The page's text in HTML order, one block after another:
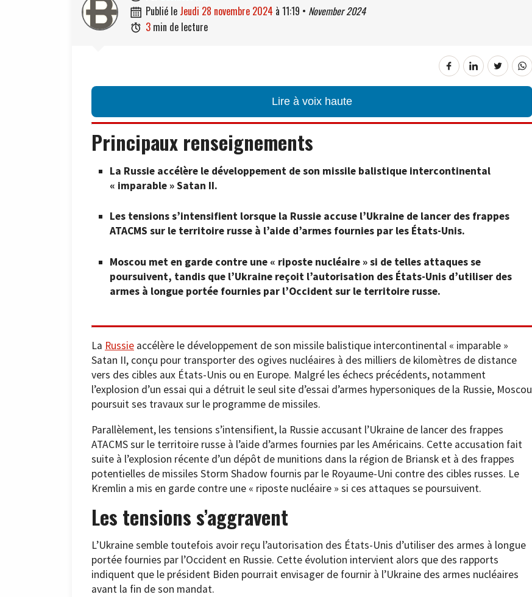
 publié le jeudi 28 novembre 2024 à 11:19 • November 2024
 3 min de lecture
Lire à voix haute
Principaux renseignements
La Russie accélère le développement de son missile balistique intercontinental
« imparable » Satan II.
Les tensions s’intensifient lorsque la Russie accuse l’Ukraine de lancer des frappes
ATACMS sur le territoire russe à l’aide d’armes fournies par les États-Unis.
Moscou met en garde contre une « riposte nucléaire » si de telles attaques se
poursuivent, tandis que l’Ukraine reçoit l’autorisation des États-Unis d’utiliser des
armes à longue portée fournies par l’Occident sur le territoire russe.
La Russie accélère le développement de son missile balistique intercontinental « imparable »
Satan II, conçu pour transporter des ogives nucléaires à des milliers de kilomètres de distance
vers des cibles aux États-Unis ou en Europe. Malgré les échecs précédents, notamment
l’explosion d’un essai qui a détruit le seul site d’essai d’armes hypersoniques de la Russie, Moscou
poursuit ses travaux sur le programme de missiles.
Parallèlement, les tensions s’intensifient, la Russie accusant l’Ukraine de lancer des frappes
ATACMS sur le territoire russe à l’aide d’armes fournies par les Américains. Cette accusation fait
suite à l’explosion récente d’un dépôt de munitions dans la région de Briansk et à des frappes
potentielles de missiles Storm Shadow fournis par le Royaume-Uni contre des cibles russes. Le
Kremlin a mis en garde contre une « riposte nucléaire » si ces attaques se poursuivent.
Les tensions s’aggravent
L’Ukraine semble toutefois avoir reçu l’autorisation des États-Unis d’utiliser des armes à longue
portée fournies par l’Occident en Russie. Cette évolution intervient alors que des rapports
indiquent que le président Biden pourrait envisager de fournir à l’Ukraine des armes nucléaires
avant la fin de son mandat.